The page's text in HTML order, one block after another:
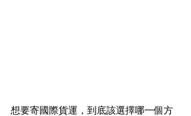
想要寄國際貨運，到底該選擇哪一個方